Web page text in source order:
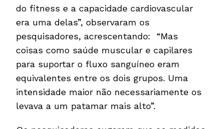
do fitness e a capacidade cardiovascular
era uma delas”, observaram os
pesquisadores, acrescentando: “Mas
coisas como saúde muscular e capilares
para suportar o fluxo sanguíneo eram
equivalentes entre os dois grupos. Uma
intensidade maior não necessariamente os
levava a um patamar mais alto”.